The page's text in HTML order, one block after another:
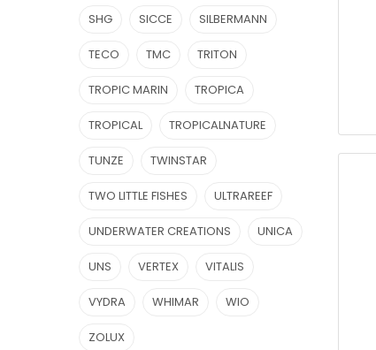
SHG SICCE SILBERMANN
TECO TMC TRITON
TROPIC MARIN TROPICA
TROPICAL TROPICALNATURE
TUNZE TWINSTAR
TWO LITTLE FISHES ULTRAREEF
UNDERWATER CREATIONS UNICA
UNS VERTEX VITALIS
VYDRA WHIMAR WIO
ZOLUX